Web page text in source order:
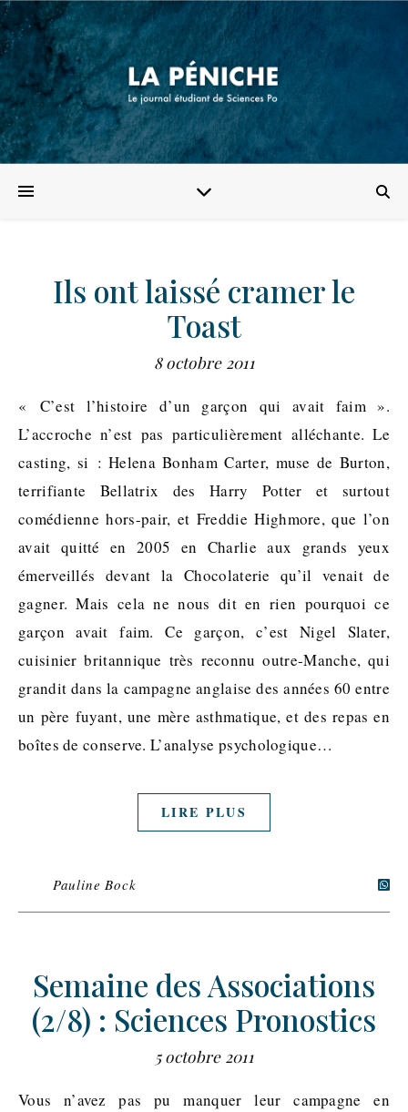
Ils ont laissé cramer le
Toast
8 octobre 2011
« C’est l’histoire d’un garçon qui avait faim ».
L’accroche n’est pas particulièrement alléchante. Le
casting, si : Helena Bonham Carter, muse de Burton,
terrifiante Bellatrix des Harry Potter et surtout
comédienne hors-pair, et Freddie Highmore, que l’on
avait quitté en 2005 en Charlie aux grands yeux
émerveillés devant la Chocolaterie qu’il venait de
gagner. Mais cela ne nous dit en rien pourquoi ce
garçon avait faim. Ce garçon, c’est Nigel Slater,
cuisinier britannique très reconnu outre-Manche, qui
grandit dans la campagne anglaise des années 60 entre
un père fuyant, une mère asthmatique, et des repas en
boîtes de conserve. L’analyse psychologique…
LIRE PLUS
Pauline Bock
Semaine des Associations
(2/8) : Sciences Pronostics
5 octobre 2011
Vous n’avez pas pu manquer leur campagne en